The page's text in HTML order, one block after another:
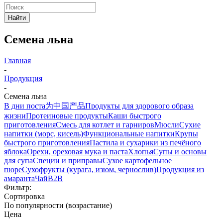
Найти
Семена льна
Главная
-
Продукция
-
Семена льна
В дни поста为中国产品Продукты для здорового образа
жизниПротеиновые продуктыКаши быстрого
приготовленияСмесь для котлет и гарнировМюслиСухие
напитки (морс, кисель)Функциональные напиткиКрупы
быстрого приготовленияПастила и сухарики из печёного
яблокаОрехи, ореховая мука и пастаХлопьяСупы и основы
для супаСпеции и приправыСухое картофельное
пюреСухофрукты (курага, изюм, чернослив)Продукция из
амарантаЧайB2B
Фильтр:
Сортировка
По популярности (возрастание)
Цена